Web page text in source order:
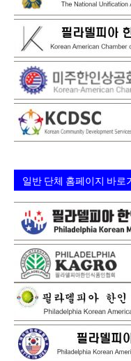
일반 단체 홈페이지 바로